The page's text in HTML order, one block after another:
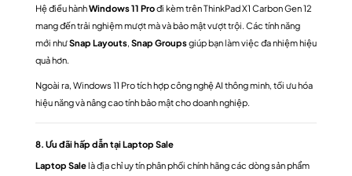
Hệ điều hànhWindows 11 Prođi kèm trên ThinkPad X1 Carbon Gen 12
mang đến trải nghiệm mượt mà và bảo mật vượt trội. Các tính năng
mới nhưSnap Layouts Snap Groupsgiúp bạn làm việc đa nhiệm hiệu
quả hơn.
Ngoài ra, Windows 11 Pro tích hợp công nghệ AI thông minh, tối ưu hóa
hiệu năng và nâng cao tính bảo mật cho doanh nghiệp.
8. Ưu đãi hấp dẫn tại Laptop Sale
Laptop Salelà địa chỉ uy tín phân phối chính hãng các dòng sản phẩm